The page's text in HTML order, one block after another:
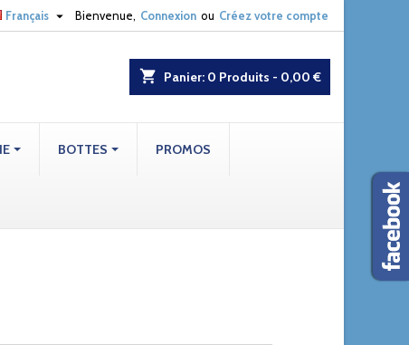
Bienvenue, Connexion ou Créez votre compte
Français 
shopping_cart Panier: 0 Produits - 0,00 €
BOTTES PROMOS